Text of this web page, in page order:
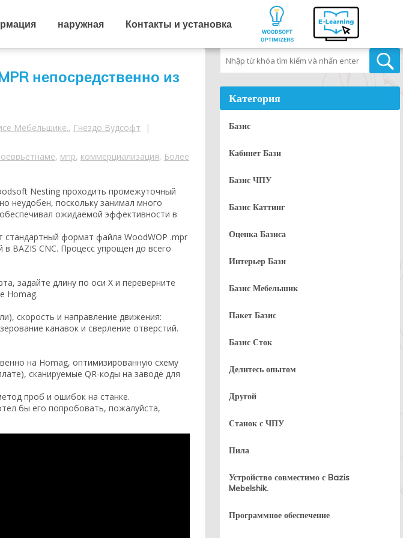
наружная Контакты и установка
непосредственно из
Мебельшике., Гнездо Вудсофт |
, мпр, коммерциализация, Более
Nesting проходить промежуточный
неудобен, поскольку занимал много
ожидаемой эффективности в
стандартный формат файла WoodWOP .mpr
BAZIS CNC. Процесс упрощен до всего
задайте длину по оси X и переверните
Homag.
скорость и направление движения:
канавок и сверление отверстий.
на Homag, оптимизированную схему
сканируемые QR-коды на заводе для
проб и ошибок на станке.
бы его попробовать, пожалуйста,
Категория
Базис
Кабинет Бази
Базис ЧПУ
Базис Каттинг
Оценка Базиса
Интерьер Бази
Базис Мебельшик
Пакет Базис
Базис Сток
Делитесь опытом
Другой
Станок с ЧПУ
Пила
Устройство совместимо с Bazis
Mebelshik.
Программное обеспечение